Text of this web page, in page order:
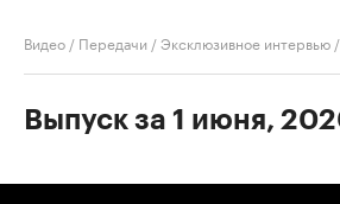
Видео / Передачи /Эксклюзивное интервью /
Выпуск за 1 июня,